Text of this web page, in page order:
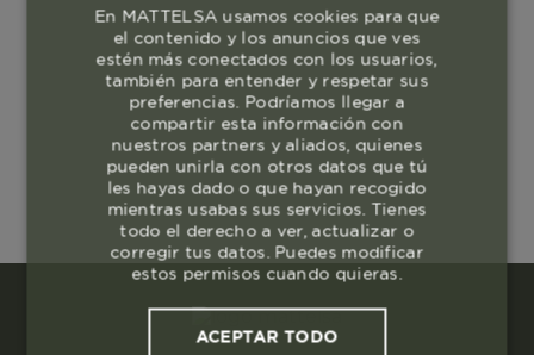
En MATTELSA usamos cookies para que
el contenido y los anuncios que ves
estén más conectados con los usuarios,
también para entender y respetar sus
preferencias. Podríamos llegar a
compartir esta información con
nuestros partners y aliados, quienes
pueden unirla con otros datos que tú
les hayas dado o que hayan recogido
mientras usabas sus servicios. Tienes
todo el derecho a ver, actualizar o
corregir tus datos. Puedes modificar
estos permisos cuando quieras.
ACEPTAR TODO